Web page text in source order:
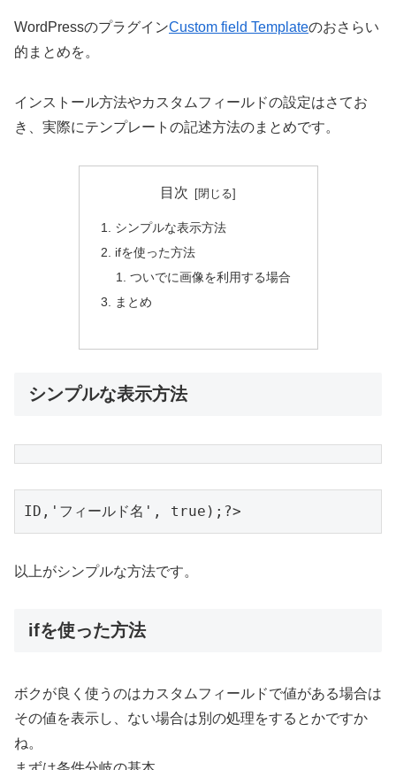
WordPressのプラグインCustom field Templateのおさらい
的まとめを。
インストール方法やカスタムフィールドの設定はさてお
き、実際にテンプレートの記述方法のまとめです。
目次
シンプルな表示方法
ifを使った方法
ついでに画像を利用する場合
まとめ
シンプルな表示方法
ID,'フィールド名', true);?>
以上がシンプルな方法です。
ifを使った方法
ボクが良く使うのはカスタムフィールドで値がある場合は
その値を表示し、ない場合は別の処理をするとかですか
ね。